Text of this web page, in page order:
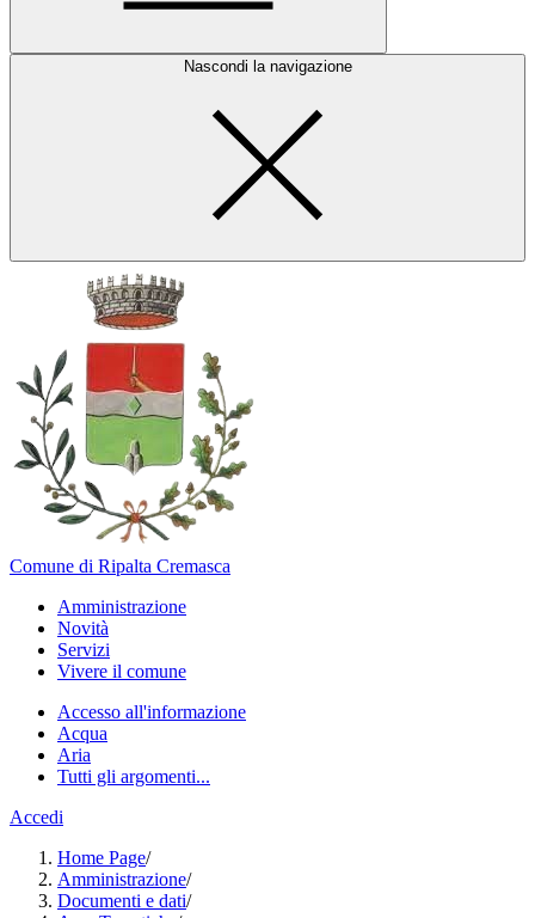
Nascondi la navigazione
Comune di Ripalta Cremasca
Amministrazione
Novità
Servizi
Vivere il comune
Accesso all'informazione
Acqua
Aria
Tutti gli argomenti...
Accedi
Home Page/
Amministrazione/
Documenti e dati/